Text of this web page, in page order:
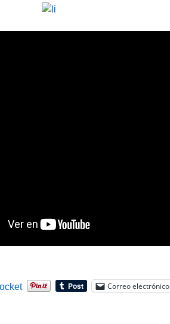
Correo electrónico